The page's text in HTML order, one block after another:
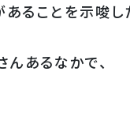
ることを示唆し
あるなかで、